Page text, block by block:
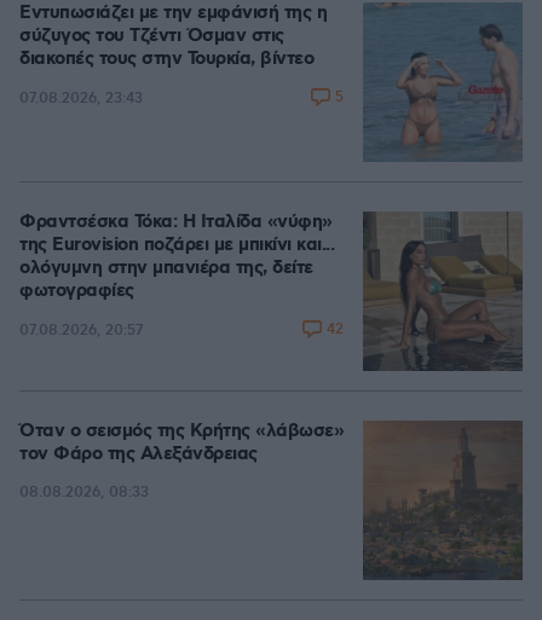
Εντυπωσιάζει με την εμφάνισή της η
σύζυγος του Τζέντι Όσμαν στις
διακοπές τους στην Τουρκία, βίντεο
07.08.2026, 23:43 5
Φραντσέσκα Τόκα: Η Ιταλίδα «νύφη»
της Eurovision ποζάρει με μπικίνι και...
ολόγυμνη στην μπανιέρα της, δείτε
φωτογραφίες
07.08.2026, 20:57 42
Όταν ο σεισμός της Κρήτης «λάβωσε»
τον Φάρο της Αλεξάνδρειας
08.08.2026, 08:33